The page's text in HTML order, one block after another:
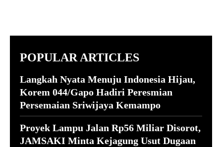
POPULAR ARTICLES
Langkah Nyata Menuju Indonesia Hijau,
Korem 044/Gapo Hadiri Peresmian
Persemaian Sriwijaya Kemampo
Proyek Lampu Jalan Rp56 Miliar Disorot,
JAMSAKI Minta Kejagung Usut Dugaan